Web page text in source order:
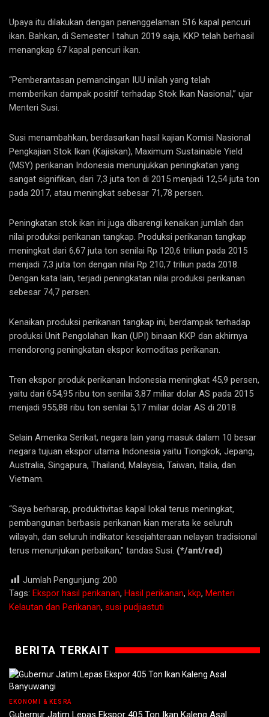
Upaya itu dilakukan dengan penenggelaman 516 kapal pencuri
ikan. Bahkan, di Semester I tahun 2019 saja, KKP telah berhasil
menangkap 67 kapal pencuri ikan.
“Pemberantasan pemancingan IUU inilah yang telah
memberikan dampak positif terhadap Stok Ikan Nasional,” ujar
Menteri Susi.
Susi menambahkan, berdasarkan hasil kajian Komisi Nasional
Pengkajian Stok Ikan (Kajiskan), Maximum Sustainable Yield
(MSY) perikanan Indonesia menunjukkan peningkatan yang
sangat signifikan, dari 7,3 juta ton di 2015 menjadi 12,54 juta ton
pada 2017, atau meningkat sebesar 71,78 persen.
Peningkatan stok ikan ini juga dibarengi kenaikan jumlah dan
nilai produksi perikanan tangkap. Produksi perikanan tangkap
meningkat dari 6,67 juta ton senilai Rp 120,6 triliun pada 2015
menjadi 7,3 juta ton dengan nilai Rp 210,7 triliun pada 2018.
Dengan kata lain, terjadi peningkatan nilai produksi perikanan
sebesar 74,7 persen.
Kenaikan produksi perikanan tangkap ini, berdampak terhadap
produksi Unit Pengolahan Ikan (UPI) binaan KKP dan akhirnya
mendorong peningkatan ekspor komoditas perikanan.
Tren ekspor produk perikanan Indonesia meningkat 45,9 persen,
yaitu dari 654,95 ribu ton senilai 3,87 miliar dolar AS pada 2015
menjadi 955,88 ribu ton senilai 5,17 miliar dolar AS di 2018.
Selain Amerika Serikat, negara lain yang masuk dalam 10 besar
negara tujuan ekspor utama Indonesia yaitu Tiongkok, Jepang,
Australia, Singapura, Thailand, Malaysia, Taiwan, Italia, dan
Vietnam.
“Saya berharap, produktivitas kapal lokal terus meningkat,
pembangunan berbasis perikanan kian merata ke seluruh
wilayah, dan seluruh indikator kesejahteraan nelayan tradisional
terus menunjukan perbaikan,” tandas Susi. (*/ant/red)
Jumlah Pengunjung: 200
Tags: Ekspor hasil perikanan, Hasil perikanan, kkp, Menteri
Kelautan dan Perikanan, susi pudjiastuti
BERITA TERKAIT
EKONOMI & KESRA
Gubernur Jatim Lepas Ekspor 405 Ton Ikan Kaleng Asal